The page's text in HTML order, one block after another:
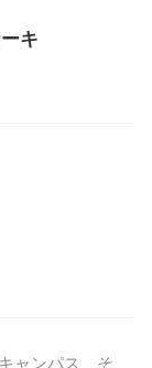
キ
ャンパス、そ